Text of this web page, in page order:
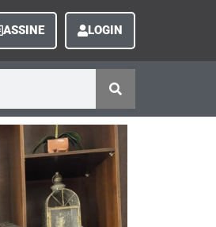
ASSINE LOGIN